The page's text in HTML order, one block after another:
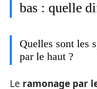
bas : quelle
Quelles sont les
par le haut ?
Le ramonage par